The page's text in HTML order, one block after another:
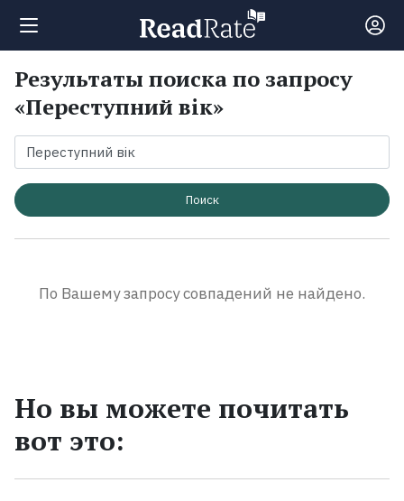
Поиск
Новости
Рейтинги
Результаты поиска по запросу
«Переступний вік»
Поиск
По Вашему запросу совпадений не найдено.
Но вы можете почитать
вот это: